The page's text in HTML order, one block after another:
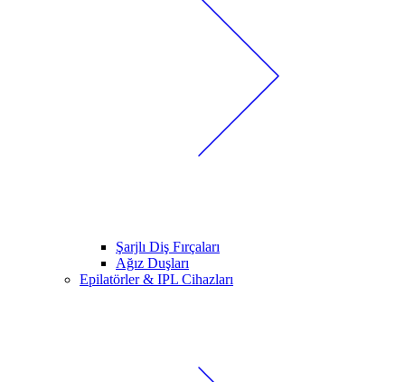
Şarjlı Diş Fırçaları
Ağız Duşları
Epilatörler & IPL Cihazları